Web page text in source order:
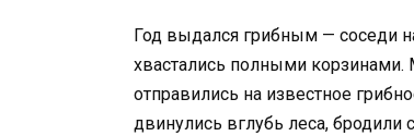
Год выдался грибным — соседи
хвастались полными
отправились на известное
двинулись вглубь леса, бродили